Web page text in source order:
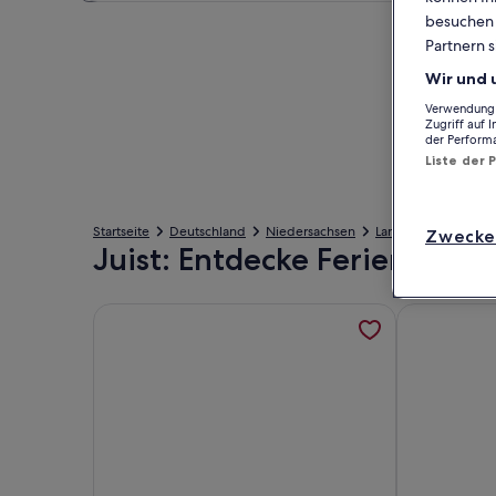
Startseite Deutschland Niedersachsen Landkreis Aurich
Juist: Entdecke
Partnern
Wir und
Zugriff auf
der
Liste der